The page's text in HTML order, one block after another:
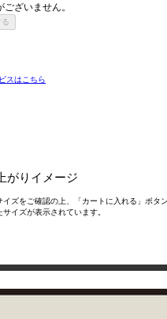
ざいません。
スはこちら
がりイメージ
ズをご確認の上、「カートに入れる」ボタ
イズが表示されています。